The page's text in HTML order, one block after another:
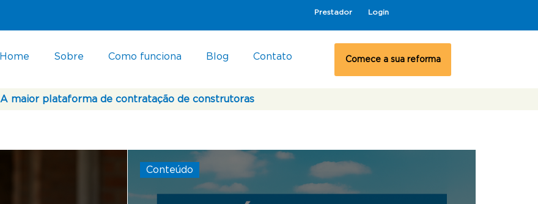
Prestador Login
Home Sobre Como funciona Blog Contato Comece a sua reforma
A maior plataforma de contratação de construtoras
Conteúdo